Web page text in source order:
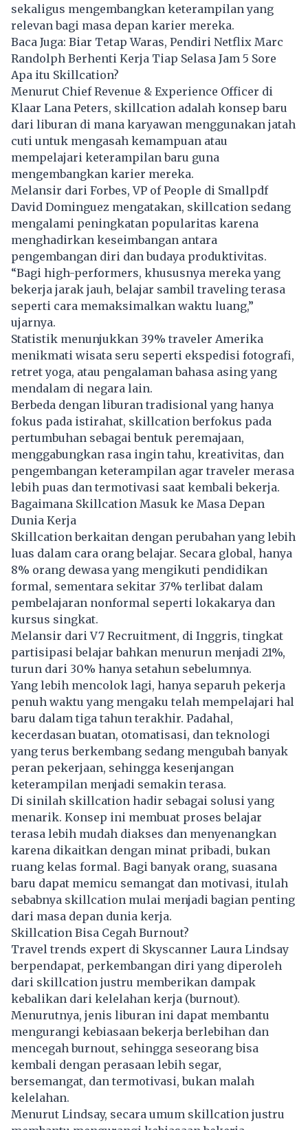
sekaligus mengembangkan keterampilan yang
relevan bagi masa depan karier mereka.
Baca Juga: Biar Tetap Waras, Pendiri Netflix Marc
Randolph Berhenti Kerja Tiap Selasa Jam 5 Sore
Apa itu Skillcation?
Menurut Chief Revenue & Experience Officer di
Klaar Lana Peters, skillcation adalah konsep baru
dari liburan di mana karyawan menggunakan jatah
cuti untuk mengasah kemampuan atau
mempelajari keterampilan baru guna
mengembangkan karier mereka.
Melansir dari Forbes, VP of People di Smallpdf
David Dominguez mengatakan, skillcation sedang
mengalami peningkatan popularitas karena
menghadirkan keseimbangan antara
pengembangan diri dan budaya produktivitas.
“Bagi high-performers, khususnya mereka yang
bekerja jarak jauh, belajar sambil traveling terasa
seperti cara memaksimalkan waktu luang,”
ujarnya.
Statistik menunjukkan 39% traveler Amerika
menikmati wisata seru seperti ekspedisi fotografi,
retret yoga, atau pengalaman bahasa asing yang
mendalam di negara lain.
Berbeda dengan liburan tradisional yang hanya
fokus pada istirahat, skillcation berfokus pada
pertumbuhan sebagai bentuk peremajaan,
menggabungkan rasa ingin tahu, kreativitas, dan
pengembangan keterampilan agar traveler merasa
lebih puas dan termotivasi saat kembali bekerja.
Bagaimana Skillcation Masuk ke Masa Depan
Dunia Kerja
Skillcation berkaitan dengan perubahan yang lebih
luas dalam cara orang belajar. Secara global, hanya
8% orang dewasa yang mengikuti pendidikan
formal, sementara sekitar 37% terlibat dalam
pembelajaran nonformal seperti lokakarya dan
kursus singkat.
Melansir dari V7 Recruitment, di Inggris, tingkat
partisipasi belajar bahkan menurun menjadi 21%,
turun dari 30% hanya setahun sebelumnya.
Yang lebih mencolok lagi, hanya separuh pekerja
penuh waktu yang mengaku telah mempelajari hal
baru dalam tiga tahun terakhir. Padahal,
kecerdasan buatan, otomatisasi, dan teknologi
yang terus berkembang sedang mengubah banyak
peran pekerjaan, sehingga kesenjangan
keterampilan menjadi semakin terasa.
Di sinilah skillcation hadir sebagai solusi yang
menarik. Konsep ini membuat proses belajar
terasa lebih mudah diakses dan menyenangkan
karena dikaitkan dengan minat pribadi, bukan
ruang kelas formal. Bagi banyak orang, suasana
baru dapat memicu semangat dan motivasi, itulah
sebabnya skillcation mulai menjadi bagian penting
dari masa depan dunia kerja.
Skillcation Bisa Cegah Burnout?
Travel trends expert di Skyscanner Laura Lindsay
berpendapat, perkembangan diri yang diperoleh
dari skillcation justru memberikan dampak
kebalikan dari kelelahan kerja (burnout).
Menurutnya, jenis liburan ini dapat membantu
mengurangi kebiasaan bekerja berlebihan dan
mencegah burnout, sehingga seseorang bisa
kembali dengan perasaan lebih segar,
bersemangat, dan termotivasi, bukan malah
kelelahan.
Menurut Lindsay, secara umum skillcation justru